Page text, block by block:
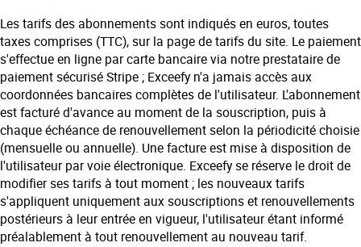
Les tarifs des abonnements sont indiqués en euros, toutes
taxes comprises (TTC), sur la page de tarifs du site. Le paiement
s'effectue en ligne par carte bancaire via notre prestataire de
paiement sécurisé Stripe ; Exceefy n'a jamais accès aux
coordonnées bancaires complètes de l'utilisateur. L'abonnement
est facturé d'avance au moment de la souscription, puis à
chaque échéance de renouvellement selon la périodicité choisie
(mensuelle ou annuelle). Une facture est mise à disposition de
l'utilisateur par voie électronique. Exceefy se réserve le droit de
modifier ses tarifs à tout moment ; les nouveaux tarifs
s'appliquent uniquement aux souscriptions et renouvellements
postérieurs à leur entrée en vigueur, l'utilisateur étant informé
préalablement à tout renouvellement au nouveau tarif.